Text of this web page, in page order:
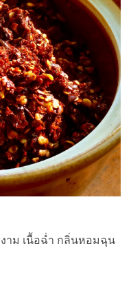
าม เนื้อฉ่ำ กลิ่นหอมฉุน